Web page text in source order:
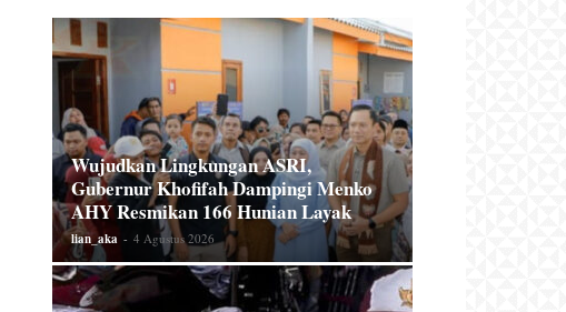
Wujudkan Lingkungan ASRI,
Gubernur Khofifah Dampingi Menko
AHY Resmikan 166 Hunian Layak
lian_aka - 4 Agustus 2026